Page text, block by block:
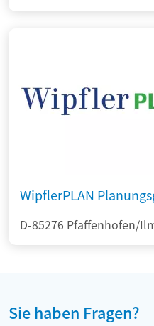
WipflerPLAN
D-85276 Pfaffenhofen/
Sie haben Fragen?